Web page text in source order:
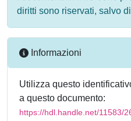
diritti sono riservati, salvo
Informazioni
Utilizza questo
a questo documento:
https://hdl.handle.net/11583/